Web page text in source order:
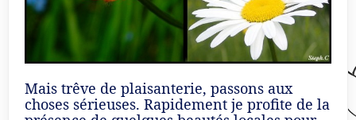
Mais trêve de plaisanterie, passons aux
choses sérieuses. Rapidement je profite de la